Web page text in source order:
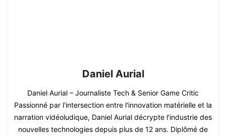
Daniel Aurial
Daniel Aurial – Journaliste Tech & Senior Game Critic
Passionné par l'intersection entre l'innovation matérielle et la
narration vidéoludique, Daniel Aurial décrypte l'industrie des
nouvelles technologies depuis plus de 12 ans. Diplômé de